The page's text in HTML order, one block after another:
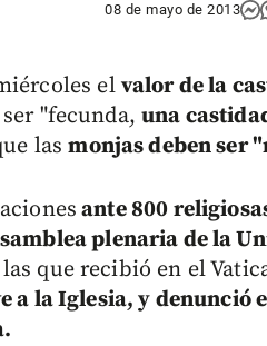
08 de mayo de 2013
elvalor de la
"fecunda,una
lasmonjas deben ser
ante 800
plenaria de la
las que recibió en el
a la Iglesia, y denunció